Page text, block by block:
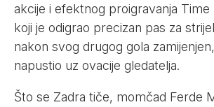
akcije i efektnog proigravanja Time
koji je odigrao precizan pas za
nakon svog drugog gola
napustio uz ovacije gledatelja.
Što se Zadra tiče, momčad Ferde